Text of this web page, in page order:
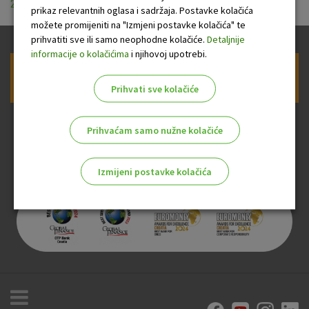
20200701 .pdf
Prijava na newsletter OTP banke
prikaz relevantnih oglasa i sadržaja. Postavke kolačića
možete promijeniti na "Izmjeni postavke kolačića" te
prihvatiti sve ili samo neophodne kolačiće. Detaljnije
informacije o kolačićima i njihovoj upotrebi.
Prihvati sve kolačiće
Prihvaćam samo nužne kolačiće
Izmijeni postavke kolačića